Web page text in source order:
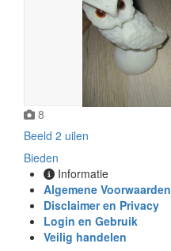
8
Beeld 2 uilen
Bieden
Informatie
Algemene Voorwaarden
Disclaimer en Privacy
Login en Gebruik
Veilig handelen